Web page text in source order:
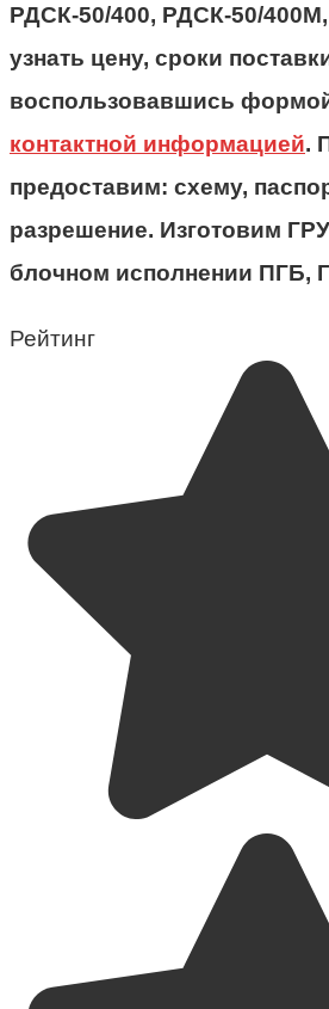
РДСК-50/400, РДСК-50/
узнать цену, сроки
воспользовавшись
контактной информацией.
предоставим: схему,
разрешение. Изготовим
блочном исполнении ПГБ,
Рейтинг